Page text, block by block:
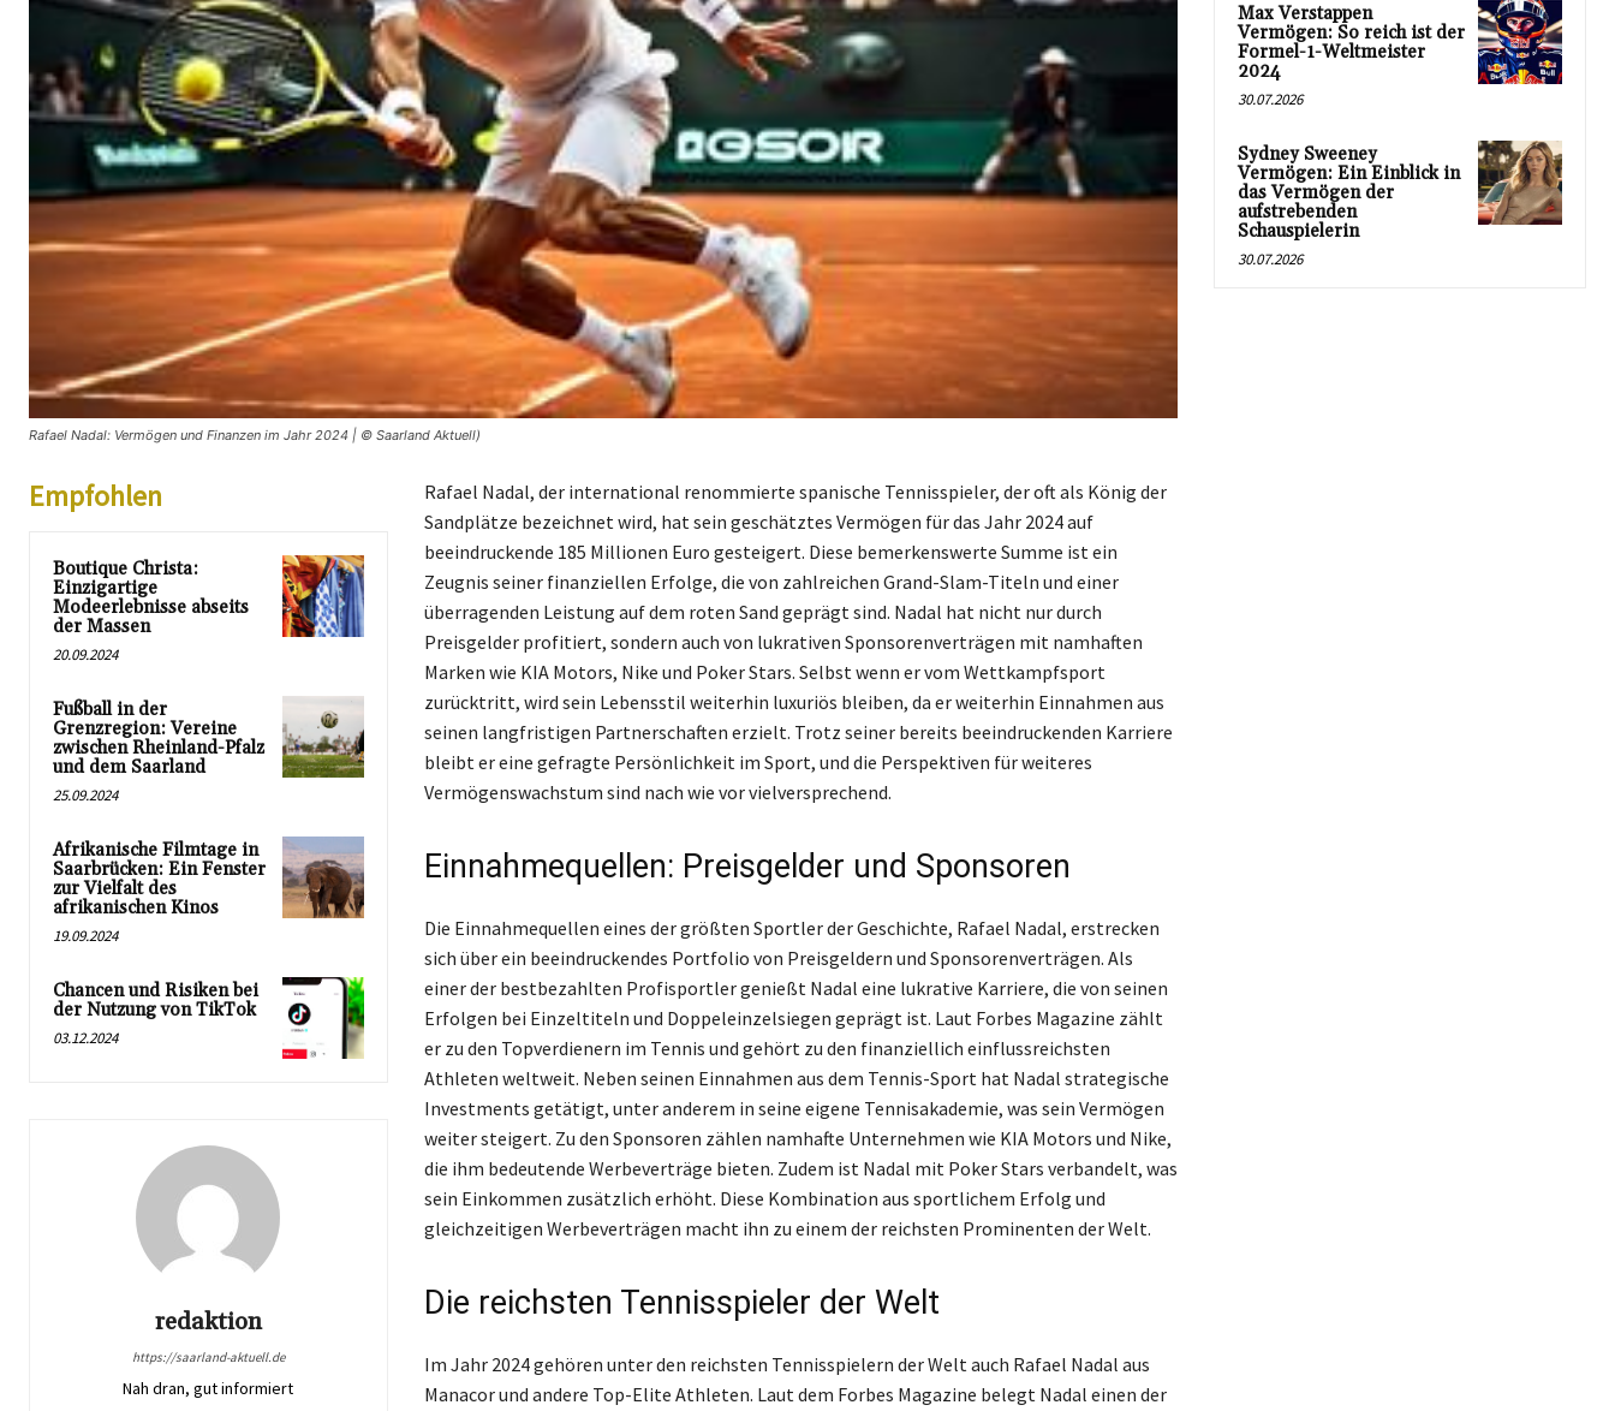
Rafael Nadal: Vermögen und Finanzen im Jahr 2024 | © Saarland Aktuell)
Empfohlen
Boutique Christa:
Einzigartige
Modeerlebnisse abseits
der Massen
20.09.2024
Fußball in der
Grenzregion: Vereine
zwischen Rheinland-Pfalz
und dem Saarland
25.09.2024
Afrikanische Filmtage in
Saarbrücken: Ein Fenster
zur Vielfalt des
afrikanischen Kinos
19.09.2024
Chancen und Risiken bei
der Nutzung von TikTok
03.12.2024
redaktion
https://saarland-aktuell.de
Nah dran, gut informiert
Rafael Nadal, der international renommierte spanische Tennisspieler, der oft als König der
Sandplätze bezeichnet wird, hat sein geschätztes Vermögen für das Jahr 2024 auf
beeindruckende 185 Millionen Euro gesteigert. Diese bemerkenswerte Summe ist ein
Zeugnis seiner finanziellen Erfolge, die von zahlreichen Grand-Slam-Titeln und einer
überragenden Leistung auf dem roten Sand geprägt sind. Nadal hat nicht nur durch
Preisgelder profitiert, sondern auch von lukrativen Sponsorenverträgen mit namhaften
Marken wie KIA Motors, Nike und Poker Stars. Selbst wenn er vom Wettkampfsport
zurücktritt, wird sein Lebensstil weiterhin luxuriös bleiben, da er weiterhin Einnahmen aus
seinen langfristigen Partnerschaften erzielt. Trotz seiner bereits beeindruckenden Karriere
bleibt er eine gefragte Persönlichkeit im Sport, und die Perspektiven für weiteres
Vermögenswachstum sind nach wie vor vielversprechend.
Einnahmequellen: Preisgelder und Sponsoren
Die Einnahmequellen eines der größten Sportler der Geschichte, Rafael Nadal, erstrecken
sich über ein beeindruckendes Portfolio von Preisgeldern und Sponsorenverträgen. Als
einer der bestbezahlten Profisportler genießt Nadal eine lukrative Karriere, die von seinen
Erfolgen bei Einzeltiteln und Doppeleinzelsiegen geprägt ist. Laut Forbes Magazine zählt
er zu den Topverdienern im Tennis und gehört zu den finanziellich einflussreichsten
Athleten weltweit. Neben seinen Einnahmen aus dem Tennis-Sport hat Nadal strategische
Investments getätigt, unter anderem in seine eigene Tennisakademie, was sein Vermögen
weiter steigert. Zu den Sponsoren zählen namhafte Unternehmen wie KIA Motors und Nike,
die ihm bedeutende Werbeverträge bieten. Zudem ist Nadal mit Poker Stars verbandelt, was
sein Einkommen zusätzlich erhöht. Diese Kombination aus sportlichem Erfolg und
gleichzeitigen Werbeverträgen macht ihn zu einem der reichsten Prominenten der Welt.
Die reichsten Tennisspieler der Welt
Im Jahr 2024 gehören unter den reichsten Tennisspielern der Welt auch Rafael Nadal aus
Manacor und andere Top-Elite Athleten. Laut dem Forbes Magazine belegt Nadal einen der
Max Verstappen
Vermögen: So reich ist der
Formel-1-Weltmeister
2024
30.07.2026
Sydney Sweeney
Vermögen: Ein Einblick in
das Vermögen der
aufstrebenden
Schauspielerin
30.07.2026